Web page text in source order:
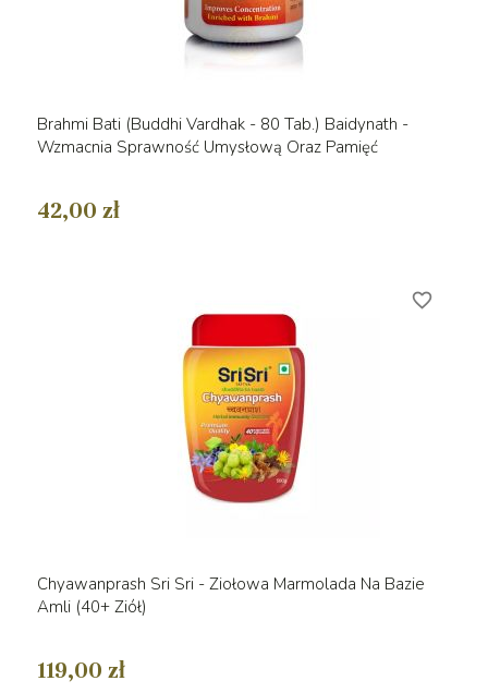
Brahmi Bati (Buddhi Vardhak - 80 Tab.) Baidynath -
Wzmacnia Sprawność Umysłową Oraz Pamięć
42,00 zł
Chyawanprash Sri Sri - Ziołowa Marmolada Na Bazie
Amli (40+ Ziół)
119,00 zł
favorite_border